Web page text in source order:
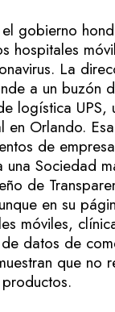
gobierno
hospitales
La
a un buzón
logística UPS,
en Orlando.
de
Sociedad
de
en su
móviles,
de datos de
que no